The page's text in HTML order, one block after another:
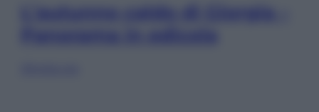
L’autunno caldo di Giorgia –